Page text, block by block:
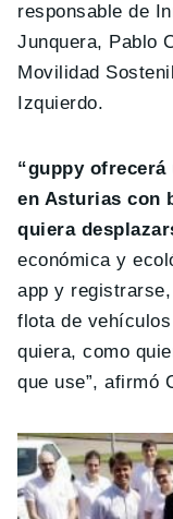
responsable de
Junquera, Pablo
Movilidad
Izquierdo.
“guppy
en Asturias con
quiera
económica y
app y
flota de
quiera, como
que use”, afirmó